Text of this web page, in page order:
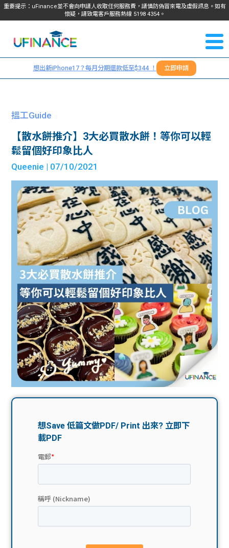
重要提示：uFinance並不會向申請人收取任何服務費，請慎防偽冒來電及虛假訊息。如有
懷疑，請致電客戶服務熱線 5198 4354。
我們
服務
貸款
貸款
計算
機
學生
故事
分享
大學
生學
貸款
網上
資訊
Blog
大專
生筍
工推
介
搵工
Gui
de
ge
校園
常見
問題
學生
福利
uFina
nce
校園
贊助
聯絡
我們
們
＋
想出新iPhone17？每月分期還款低至$344 ！ 立即申請
搵工Guide
【散水餅推介】3大必買散水餅！等你可以輕
鬆留個好印象比人
Queenie | 07/10/2021